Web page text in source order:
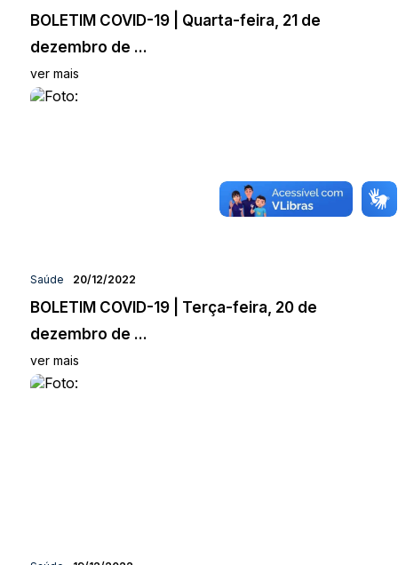
BOLETIM COVID-19 | Quarta-feira, 21 de
dezembro de ...
ver mais
Saúde 20/12/2022
BOLETIM COVID-19 | Terça-feira, 20 de
dezembro de ...
ver mais